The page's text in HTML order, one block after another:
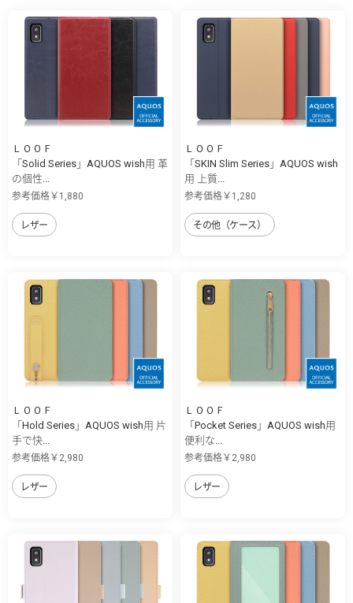
ＬＯＯＦ
「Solid Series」AQUOS wish用 革
の個性...
参考価格￥1,880
レザー
ＬＯＯＦ
「SKIN Slim Series」AQUOS wish
用 上質...
参考価格￥1,280
その他（ケース）
ＬＯＯＦ
「Hold Series」AQUOS wish用 片
手で快...
参考価格￥2,980
レザー
ＬＯＯＦ
「Pocket Series」AQUOS wish用
便利な...
参考価格￥2,980
レザー